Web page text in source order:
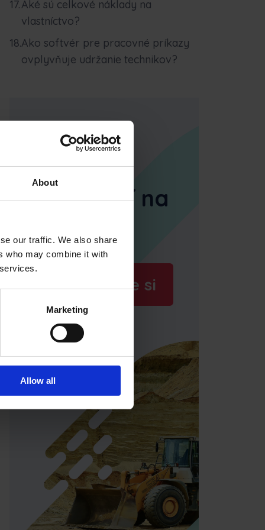
About
our traffic. We also share
who may combine it with
Marketing
Allow all
Aké sú celkové náklady na
vlastníctvo?
Ako softvér pre pracovné príkazy
ovplyvňuje udržanie technikov?
Správa
ťažkých
zariadení na
Rezervujte si
ukážku